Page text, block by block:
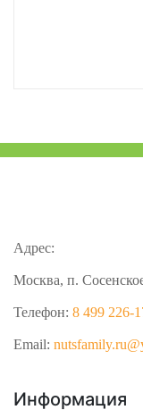
Адрес:
Москва, п.
Телефон: 8 499 226-
Email:
Информация